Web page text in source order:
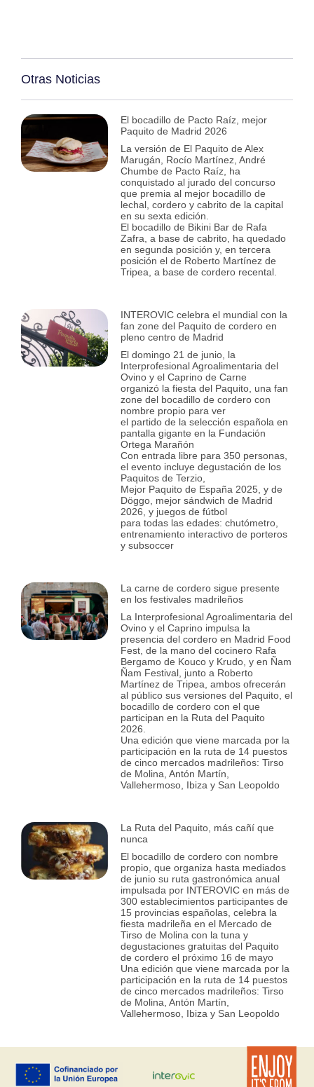
Otras Noticias
El bocadillo de Pacto Raíz, mejor
Paquito de Madrid 2026
La versión de El Paquito de Alex
Marugán, Rocío Martínez, André
Chumbe de Pacto Raíz, ha
conquistado al jurado del concurso
que premia al mejor bocadillo de
lechal, cordero y cabrito de la capital
en su sexta edición.
El bocadillo de Bikini Bar de Rafa
Zafra, a base de cabrito, ha quedado
en segunda posición y, en tercera
posición el de Roberto Martínez de
Tripea, a base de cordero recental.
INTEROVIC celebra el mundial con la
fan zone del Paquito de cordero en
pleno centro de Madrid
El domingo 21 de junio, la
Interprofesional Agroalimentaria del
Ovino y el Caprino de Carne
organizó la fiesta del Paquito, una fan
zone del bocadillo de cordero con
nombre propio para ver
el partido de la selección española en
pantalla gigante en la Fundación
Ortega Marañón
Con entrada libre para 350 personas,
el evento incluye degustación de los
Paquitos de Terzio,
Mejor Paquito de España 2025, y de
Döggo, mejor sándwich de Madrid
2026, y juegos de fútbol
para todas las edades: chutómetro,
entrenamiento interactivo de porteros
y subsoccer
La carne de cordero sigue presente
en los festivales madrileños
La Interprofesional Agroalimentaria del
Ovino y el Caprino impulsa la
presencia del cordero en Madrid Food
Fest, de la mano del cocinero Rafa
Bergamo de Kouco y Krudo, y en Ñam
Ñam Festival, junto a Roberto
Martínez de Tripea, ambos ofrecerán
al público sus versiones del Paquito, el
bocadillo de cordero con el que
participan en la Ruta del Paquito
2026.
Una edición que viene marcada por la
participación en la ruta de 14 puestos
de cinco mercados madrileños: Tirso
de Molina, Antón Martín,
Vallehermoso, Ibiza y San Leopoldo
La Ruta del Paquito, más cañí que
nunca
El bocadillo de cordero con nombre
propio, que organiza hasta mediados
de junio su ruta gastronómica anual
impulsada por INTEROVIC en más de
300 establecimientos participantes de
15 provincias españolas, celebra la
fiesta madrileña en el Mercado de
Tirso de Molina con la tuna y
degustaciones gratuitas del Paquito
de cordero el próximo 16 de mayo
Una edición que viene marcada por la
participación en la ruta de 14 puestos
de cinco mercados madrileños: Tirso
de Molina, Antón Martín,
Vallehermoso, Ibiza y San Leopoldo